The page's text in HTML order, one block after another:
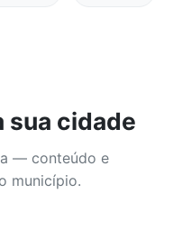
sua cidade
— conteúdo e
município.